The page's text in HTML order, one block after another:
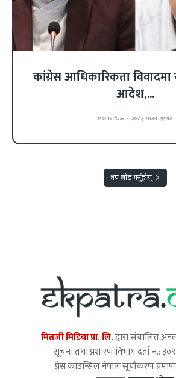
कांग्रेस आधिकारिकता विवादमा
आदेश,...
एकपत्र डेस्क - २०८३ साउन २१ गते
थप लोड गर्नुहोस्
मितजी मिडिया प्रा. लि.द्वारा संचालित
सूचना तथा प्रशारण विभाग दर्ता न.:
प्रेस काउन्सिल नेपाल सूचीकरण